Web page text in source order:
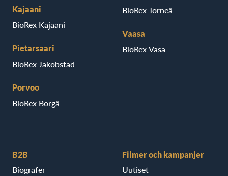
Kajaani
BioRex Kajaani
Pietarsaari
BioRex Jakobstad
Porvoo
BioRex Borgå
BioRex Torneå
Vaasa
BioRex Vasa
B2B
Biografer
Filmer och kampanjer
Uutiset